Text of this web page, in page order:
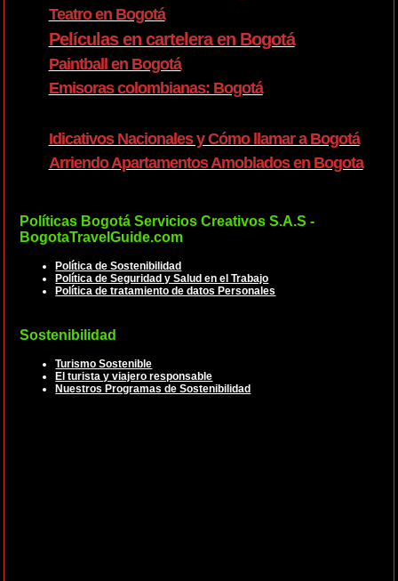
Teatro en Bogotá
Películas en cartelera en Bogotá
Paintball en Bogotá
Emisoras colombianas: Bogotá
Idicativos Nacionales y Cómo llamar a Bogotá
Arriendo Apartamentos Amoblados en Bogota
Políticas Bogotá Servicios Creativos S.A.S -
BogotaTravelGuide.com
Política de Sostenibilidad
Política de Seguridad y Salud en el Trabajo
Política de tratamiento de datos Personales
Sostenibilidad
Turismo Sostenible
El turista y viajero responsable
Nuestros Programas de Sostenibilidad